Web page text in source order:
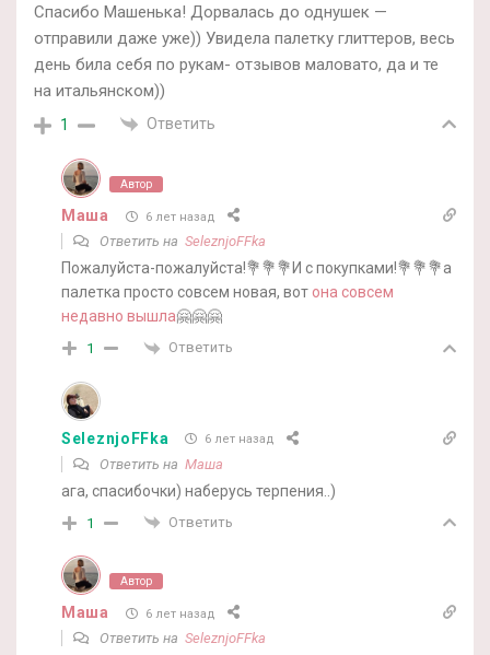
Спасибо Машенька! Дорвалась до однушек —
отправили даже уже)) Увидела палетку глиттеров, весь
день била себя по рукам- отзывов маловато, да и те
на итальянском))
1 Ответить
Автор
Маша 6 лет назад
Ответить на SeleznjoFFka
Пожалуйста-пожалуйста!💐💐💐И с покупками!💐💐💐а
палетка просто совсем новая, вот она совсем
недавно вышла🤗🤗🤗
1 Ответить
SeleznjoFFka 6 лет назад
Ответить на Маша
ага, спасибочки) наберусь терпения..)
1 Ответить
Автор
Маша 6 лет назад
Ответить на SeleznjoFFka